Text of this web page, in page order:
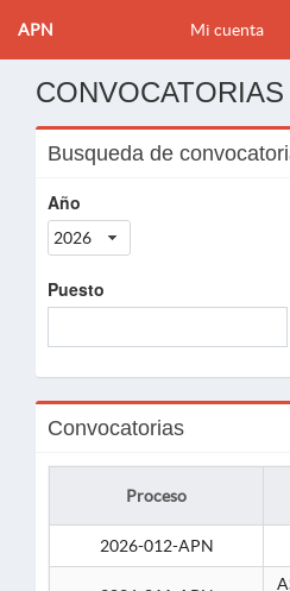
APN Mi cuenta
CONVOCATORIAS
Busqueda de
Año
2026
Puesto
Convocatorias
Proceso
2026-012-APN